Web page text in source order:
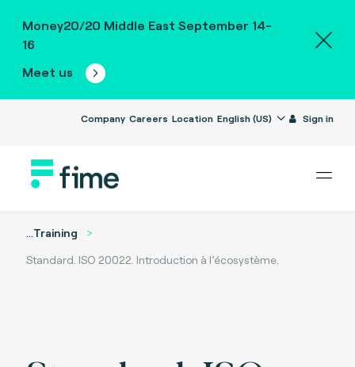
Money20/20 Middle East September 14-
16
Meet us
Company Careers Location English (US) Sign in
...Training
Standard. ISO 20022. Introduction à l’écosystème.